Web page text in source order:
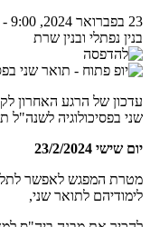
23 בפברואר 2024, 9:00 - 13:00
בנין נפתלי ובנין שרת
עדכון של הרגע האחרון
שני בפסיכולוגיה לשנה"ל
יום שישי 23/2/2024
מטרת המפגש לאפשר
לימודיהם לתואר שני,